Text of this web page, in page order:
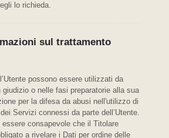
lo richieda.
sul trattamento
possono essere utilizzati da
giudizio o nelle fasi preparatorie alla sua
per la difesa da abusi nell'utilizzo di
Servizi connessi da parte dell’Utente.
essere consapevole che il Titolare
a rivelare i Dati per ordine delle